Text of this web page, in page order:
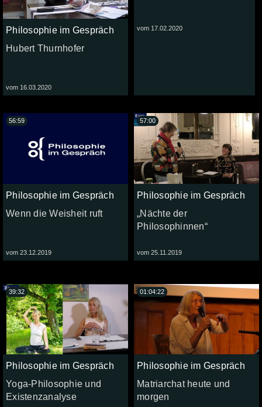
Philosophie im Gespräch
Hubert Thurnhofer
vom 16.03.2020
vom 17.02.2020
Philosophie im Gespräch
Wenn die Weisheit ruft
vom 23.12.2019
56:59
Philosophie im Gespräch
„Nächte der
Philosophinnen“
vom 25.11.2019
57:00
Philosophie im Gespräch
Yoga-Philosophie und
Existenzanalyse
39:32
Philosophie im Gespräch
Matriarchat heute und
morgen
01:04:22